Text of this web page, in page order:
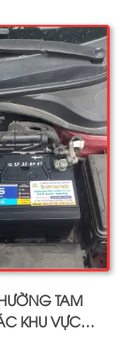
NAI, VARTA,
0969 200 369
TAM
KHU VỰC